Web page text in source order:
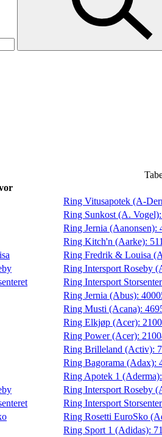
Ring Vitusapotek (A-
Ring Sunkost (A. Vogel):
Ring Jernia (Aanonsen):
Ring Kitch'n (Aarke):
Ring Fredrik & Louisa
Ring Intersport Roseby
Ring Intersport
Ring Jernia (Abus):
Ring Musti (Acana):
Ring Elkjøp (Acer):
Ring Power (Acer):
Ring Brilleland (Activ):
Ring Bagorama (Adax):
Ring Apotek 1 (Aderma):
Ring Intersport Roseby
Ring Intersport
Ring Rosetti EuroSko
Ring Sport 1 (Adidas):